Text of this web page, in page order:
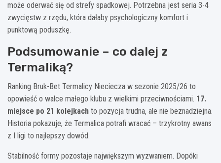
może oderwać się od strefy spadkowej. Potrzebna jest seria 3-4
zwycięstw z rzędu, która dałaby psychologiczny komfort i
punktową poduszkę.
Podsumowanie – co dalej z
Termaliką?
Ranking Bruk-Bet Termalicy Nieciecza w sezonie 2025/26 to
opowieść o walce małego klubu z wielkimi przeciwnościami. 17.
miejsce po 21 kolejkach to pozycja trudna, ale nie beznadziejna.
Historia pokazuje, że Termalica potrafi wracać – trzykrotny awans
z I ligi to najlepszy dowód.
Stabilność formy pozostaje największym wyzwaniem. Dopóki